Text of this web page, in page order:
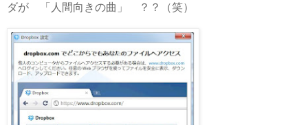
ダが 「人間向きの曲」 ？？（笑）